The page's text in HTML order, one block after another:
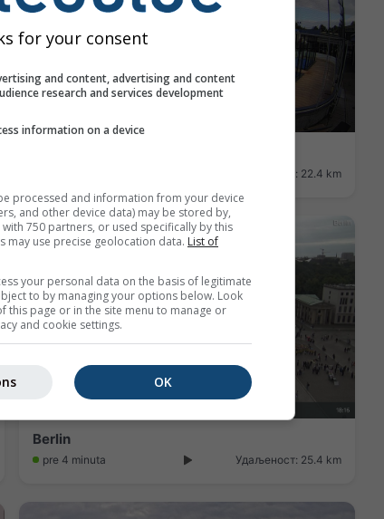
Удаљеност: 22.4 km
Berlin
pre 4 minuta Удаљеност: 25.4 km
for your consent
and content, advertising and content
research and services development
information on a device
processed and information from your device
and other device data) may be stored by,
750 partners, or used specifically by this
may use precise geolocation data. List of
your personal data on the basis of legitimate
to by managing your options below. Look
this page or in the site menu to manage or
and cookie settings.
OK